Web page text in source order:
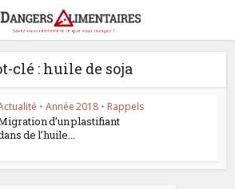
clé : huile de soja
• Année 2018 • Rappels
d’un plastifiant
de l’huile...